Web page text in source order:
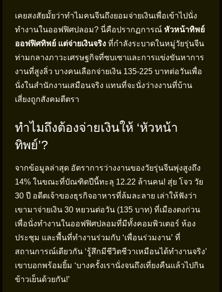
เคยสงสัยมั้ยว่าทำไมคนจีนถึงยอมจ่ายเงินเพื่อเข้าไปนั่ง
ทำงานในออฟฟิศปลอม? นี่คือปรากฏการณ์ หัวหน้าทิพย์
ออฟฟิศทิพย์ แต่จ่ายเงินจริง ที่กำลังระบาดในหมู่วัยรุ่นจีน
ท่ามกลางภาวะเศรษฐกิจที่ซบเซาและการแข่งขันหาการ
งานที่สูงลิ่ว บางคนเลือกจ่ายเงิน 135-225 บาทต่อวันเพื่อ
นั่งในสำนักงานเสมือนจริง แทนที่จะนั่งว่างงานที่บ้าน
เสี่ยงถูกสังคมตีตรา
ทำไมถึงต้องจ่ายเงินให้ ‘หัวหน้า
ทิพย์’?
จากข้อมูลล่าสุด อัตราการว่างงานของวัยรุ่นจีนพุ่งสูงถึง
14% ในขณะที่บัณฑิตปีนี้ทะลุ 12.22 ล้านคน! สุ่ย โจว วัย
30 ปี อดีตเจ้าของธุรกิจอาหารที่ล้มละลาย เล่าให้ฟังว่า
เขามาจ่ายเงิน 30 หยวนต่อวัน (135 บาท) ที่เมืองตงก่วน
เพื่อนั่งทำงานในออฟฟิศปลอมที่มีทั้งคอมพิวเตอร์ ห้อง
ประชุม และพื้นที่ทำงานร่วมกับ ‘เพื่อนร่วมงาน’ ที่
สถานการณ์เดียวกัน ‘รู้สึกมีชีวิตชีวาเหมือนได้ทำงานจริง’
เขาบอกพร้อมยิ้ม ‘บางครั้งเรานั่งจนถึงเที่ยงคืนแล้วไปกิน
ข้าวเย็นด้วยกัน!’